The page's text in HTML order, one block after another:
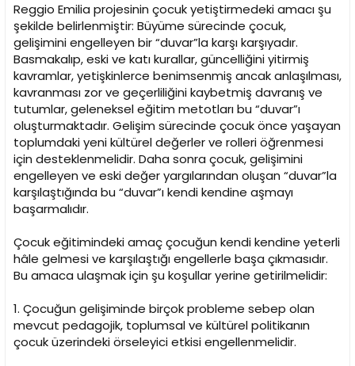
Reggio Emilia projesinin çocuk yetiştirmedeki amacı şu
şekilde belirlenmiştir: Büyüme sürecinde çocuk,
gelişimini engelleyen bir “duvar”la karşı karşıyadır.
Basmakalıp, eski ve katı kurallar, güncelliğini yitirmiş
kavramlar, yetişkinlerce benimsenmiş ancak anlaşılması,
kavranması zor ve geçerliliğini kaybetmiş davranış ve
tutumlar, geleneksel eğitim metotları bu “duvar”ı
oluşturmaktadır. Gelişim sürecinde çocuk önce yaşayan
toplumdaki yeni kültürel değerler ve rolleri öğrenmesi
için desteklenmelidir. Daha sonra çocuk, gelişimini
engelleyen ve eski değer yargılarından oluşan “duvar”la
karşılaştığında bu “duvar”ı kendi kendine aşmayı
başarmalıdır.
Çocuk eğitimindeki amaç çocuğun kendi kendine yeterli
hâle gelmesi ve karşılaştığı engellerle başa çıkmasıdır.
Bu amaca ulaşmak için şu koşullar yerine getirilmelidir:
1. Çocuğun gelişiminde birçok probleme sebep olan
mevcut pedagojik, toplumsal ve kültürel politikanın
çocuk üzerindeki örseleyici etkisi engellenmelidir.